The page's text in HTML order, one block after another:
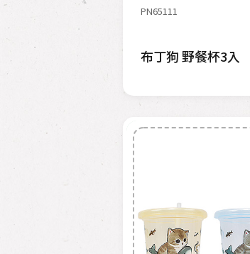
PN65111
布丁狗 野餐杯3入